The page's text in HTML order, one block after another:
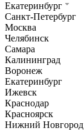
Екатеринбург
Санкт-Петербург
Москва
Челябинск
Самара
Калининград
Воронеж
Екатеринбург
Ижевск
Краснодар
Красноярск
Нижний Новгород